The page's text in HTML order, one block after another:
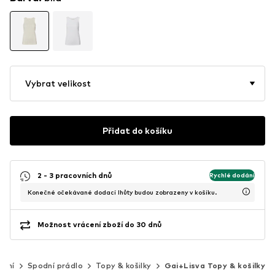
Vybrat velikost
Přidat do košíku
2 - 3 pracovních dnů Rychlé dodání
Konečné očekávané dodací lhůty budou zobrazeny v košíku.
Možnost vrácení zboží do 30 dnů
Spodní prádlo Topy & košilky Gai+Lisva Topy & košilky